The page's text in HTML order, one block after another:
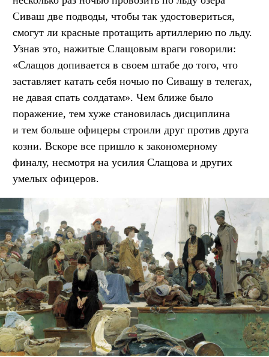
Сиваш две подводы, чтобы так удостовериться,
смогут ли красные протащить артиллерию по льду.
Узнав это, нажитые Слащовым враги говорили:
«Слащов допивается в своем штабе до того, что
заставляет катать себя ночью по Сивашу в телегах,
не давая спать солдатам». Чем ближе было
поражение, тем хуже становилась дисциплина
и тем больше офицеры строили друг против друга
козни. Вскоре все пришло к закономерному
финалу, несмотря на усилия Слащова и других
умелых офицеров.